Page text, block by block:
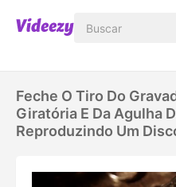
Feche O Tiro Do
Giratória E Da Agulha
Reproduzindo Um